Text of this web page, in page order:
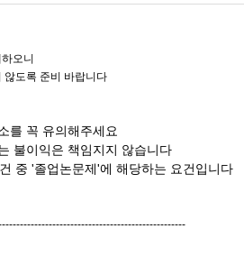
오니
않도록 준비 바랍니다
를 꼭 유의해주세요
불이익은 책임지지 않습니다
중 '졸업논문제'에 해당하는 요건입니다